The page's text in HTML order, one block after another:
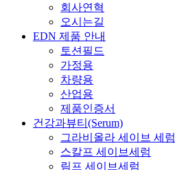
회사연혁
오시는길
EDN 제품 안내
토션필드
가정용
차량용
산업용
제품인증서
건강과뷰티(Serum)
그라비올라 세이브 세럼
스칼프 세이브세럼
림프 세이브세럼